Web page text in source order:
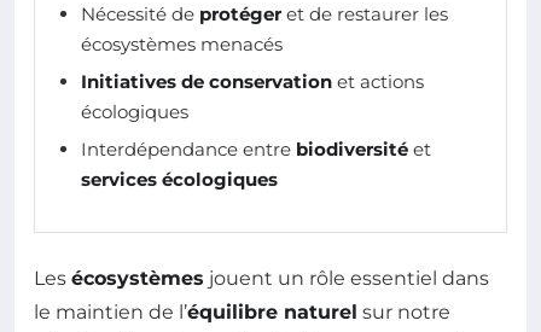
Nécessité de protéger et de restaurer les
écosystèmes menacés
Initiatives de conservation et actions
écologiques
Interdépendance entre biodiversité et
services écologiques
Les écosystèmes jouent un rôle essentiel dans
le maintien de l’équilibre naturel sur notre